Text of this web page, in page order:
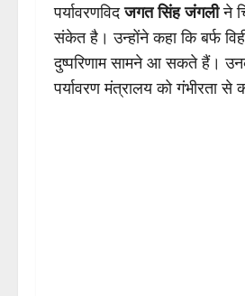
पर्यावरणविदजगत सिंह जंगलीने
संकेत है। उन्होंने कहा कि बर्फ
दुष्परिणाम सामने आ सकते हैं।
पर्यावरण मंत्रालय को गंभीरता